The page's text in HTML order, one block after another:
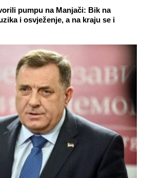
pumpu na Manjači: Bik na
i osvježenje, a na kraju se i